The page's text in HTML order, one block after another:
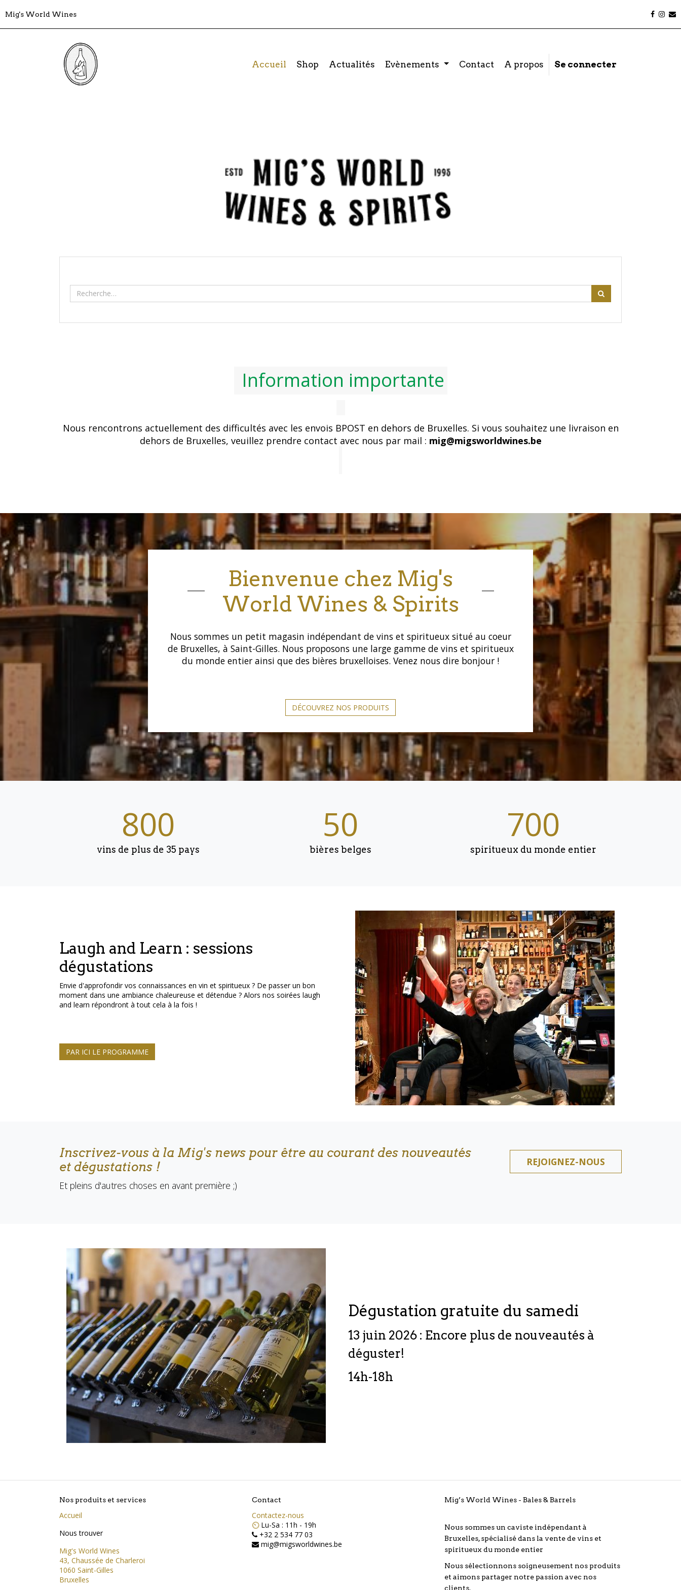
Mig's World Wines
Accueil Shop Actualités Evènements Contact A propos Se connecter
Information importante
Nous rencontrons actuellement des difficultés avec les envois BPOST en dehors de Bruxelles. Si vous souhaitez une livraison en
dehors de Bruxelles, veuillez prendre contact avec nous par mail : mig@migsworldwines.be
Bienvenue chez Mig's
World Wines & Spirits
Nous sommes un petit magasin indépendant de vins et spiritueux situé au coeur
de Bruxelles, à Saint-Gilles. Nous proposons une large gamme de vins et spiritueux
du monde entier ainsi que des bières bruxelloises. Venez nous dire bonjour !
DÉCOUVREZ NOS PRODUITS
800
vins de plus de 35 pays
50
bières belges
700
spiritueux du monde entier
Laugh and Learn : sessions
dégustations
Envie d'approfondir vos connaissances en vin et spiritueux ? De passer un bon
moment dans une ambiance chaleureuse et détendue ? Alors nos soirées laugh
and learn répondront à tout cela à la fois !
PAR ICI LE PROGRAMME
Inscrivez-vous à la Mig's news pour être au courant des nouveautés
et dégustations !
Et pleins d'autres choses en avant première ;)
REJOIGNEZ-NOUS
Dégustation gratuite du samedi
13 juin 2026 : Encore plus de nouveautés à
déguster!
14h-18h
Nos produits et services
Accueil
Nous trouver
Mig's World Wines
43, Chaussée de Charleroi
1060 Saint-Gilles
Bruxelles
Contact
Contactez-nous
⏲️ Lu-Sa : 11h - 19h
+32 2 534 77 03
mig@migsworldwines.be
Mig’s World Wines - Bales & Barrels
Nous sommes un caviste indépendant à
Bruxelles, spécialisé dans la vente de vins et
spiritueux du monde entier
Nous sélectionnons soigneusement nos produits
et aimons partager notre passion avec nos
clients.